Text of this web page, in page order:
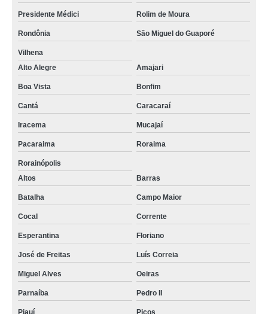
Presidente Médici Rolim de Moura
Rondônia São Miguel do Guaporé
Vilhena
Alto Alegre
Amajari
Boa Vista Bonfim
Cantá Caracaraí
Iracema Mucajaí
Pacaraima Roraima
Rorainópolis
Altos
Barras
Batalha Campo Maior
Cocal Corrente
Esperantina Floriano
José de Freitas Luís Correia
Miguel Alves Oeiras
Parnaíba Pedro II
Piauí Picos